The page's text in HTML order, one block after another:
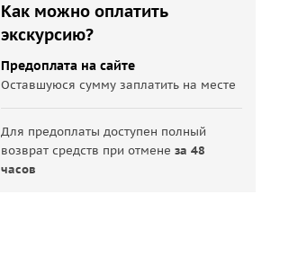
Как можно оплатить
экскурсию?
Предоплата на сайте
Оставшуюся сумму заплатить на месте
Для предоплаты доступен полный
возврат средств при отменеза 48
часов